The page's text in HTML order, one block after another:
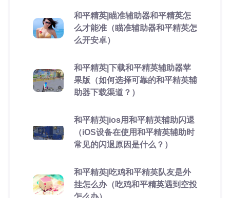
和平精英|瞄准辅助器和平精英怎
么才能准（瞄准辅助器和平精英怎
么开安卓）
和平精英|下载和平精英辅助器苹
果版（如何选择可靠的和平精英辅
助器下载渠道？）
和平精英|ios用和平精英辅助闪退
（iOS设备在使用和平精英辅助时
常见的闪退原因是什么？）
和平精英|吃鸡和平精英队友是外
挂怎么办（吃鸡和平精英遇到空投